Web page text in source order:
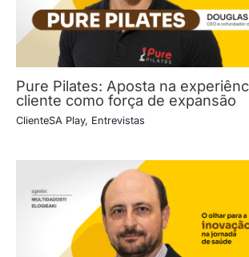
Pure Pilates: Aposta na
cliente como força de expansão
ClienteSA Play, Entrevistas